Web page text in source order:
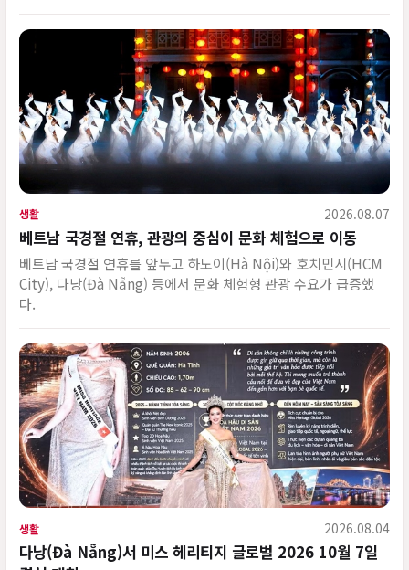
생활 2026.08.07
베트남 국경절 연휴, 관광의 중심이 문화 체험으로 이동
베트남 국경절 연휴를 앞두고 하노이(Hà Nội)와 호치민시(HCM
City), 다낭(Đà Nẵng) 등에서 문화 체험형 관광 수요가 급증했
다.
생활 2026.08.04
다낭(Đà Nẵng)서 미스 헤리티지 글로벌 2026 10월 7일